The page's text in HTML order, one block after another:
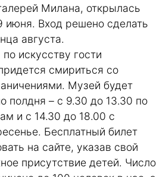
Милана, открылась
июня. Вход решено сделать
августа.
искусству гости
смириться со
Музей будет
полдня – с 9.30 до 13.30 по
и с 14.30 до 18.00 с
Бесплатный билет
на сайте, указав свой
присутствие детей. Число